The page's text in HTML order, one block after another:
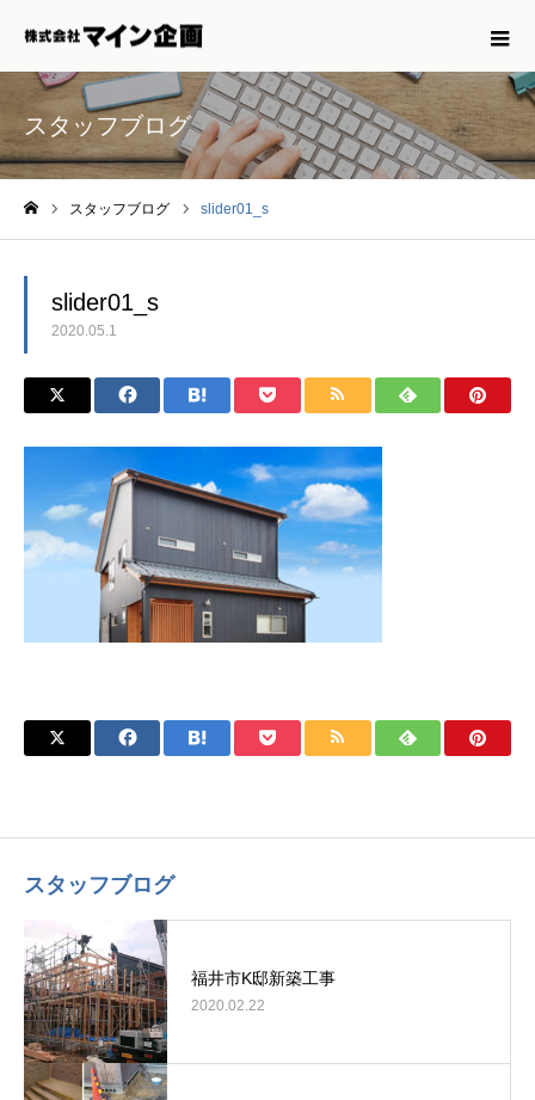
スタッフブログ
スタッフブログ slider01_s
slider01_s
2020.05.1
スタッフブログ
福井市K邸新築工事
2020.02.22